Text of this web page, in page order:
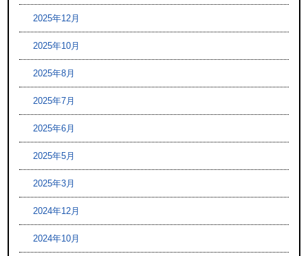
2025年12月
2025年10月
2025年8月
2025年7月
2025年6月
2025年5月
2025年3月
2024年12月
2024年10月